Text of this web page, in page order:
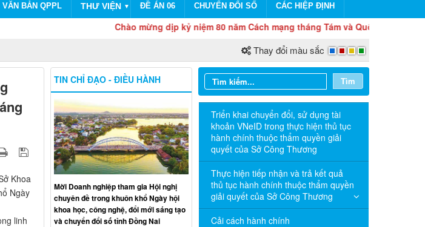
VĂN BẢN QPPL THƯ VIỆN ▼ ĐỀ ÁN 06 CHUYỂN ĐỔI SỐ CÁC HIỆP ĐỊNH
Chào mừng dịp kỷ niệm 80 năm Cách mạng tháng Tám và Quốc khánh 2/9
Thay đổi màu sắc
Khoa
Ngày
linh
Tìm
Triển khai chuyển đổi, sử dụng tài
khoản VNeID trong thực hiện thủ tục
hành chính thuộc thẩm quyền giải
quyết của Sở Công Thương
Thực hiện tiếp nhận và trả kết quả
thủ tục hành chính thuộc thẩm quyền
giải quyết của Sở Công Thương
Cải cách hành chính
TIN CHỈ ĐẠO - ĐIỀU HÀNH
Mời Doanh nghiệp tham gia Hội nghị
chuyên đề trong khuôn khổ Ngày hội
khoa học, công nghệ, đổi mới sáng tạo
và chuyển đổi số tỉnh Đồng Nai